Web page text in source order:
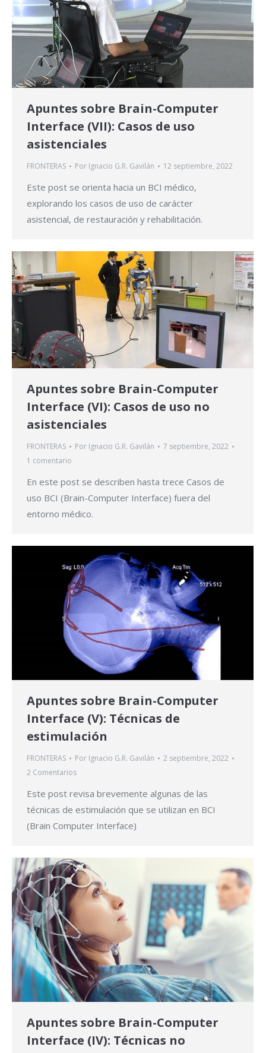
Apuntes sobre Brain-Computer
Interface (VII): Casos de uso
asistenciales
FRONTERAS Por Ignacio G.R. Gavilán 12 septiembre, 2022
Este post se orienta hacia un BCI médico,
explorando los casos de uso de carácter
asistencial, de restauración y rehabilitación.
Apuntes sobre Brain-Computer
Interface (VI): Casos de uso no
asistenciales
FRONTERAS Por Ignacio G.R. Gavilán
7 septiembre, 2022
1 comentario
En este post se describen hasta trece Casos de
uso BCI (Brain-Computer Interface) fuera del
entorno médico.
Apuntes sobre Brain-Computer
Interface (V): Técnicas de
estimulación
FRONTERAS Por Ignacio G.R. Gavilán
2 septiembre, 2022
2 Comentarios
Este post revisa brevemente algunas de las
técnicas de estimulación que se utilizan en BCI
(Brain Computer Interface)
Apuntes sobre Brain-Computer
Interface (IV): Técnicas no